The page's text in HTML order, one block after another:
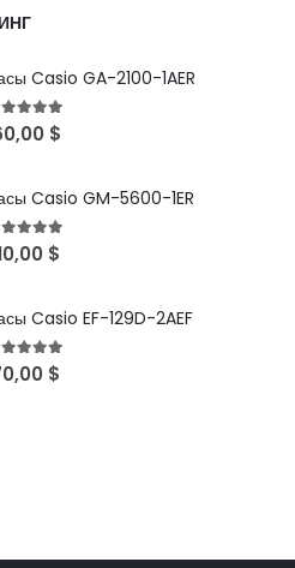
Casio GA-2100-1AER
of 5
$
Casio GM-5600-1ER
of 5
$
Casio EF-129D-2AEF
of 5
$